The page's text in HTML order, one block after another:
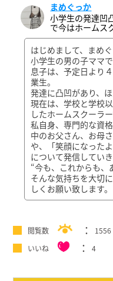
まめぐっか
小学生の発達凹
で今はホームス
はじめまして、まめぐ
小学生の男の子ママで
息子は、予定日より
業生。
発達に凸凹があり、
現在は、学校と学校
したホームスクーラー
私自身、専門的な資
中のお父さん、お母
や、「笑顔になった
について発信してい
“今も、これからも、
そんな気持ちを大切
しくお願い致します。
閲覧数
1556
いいね
4